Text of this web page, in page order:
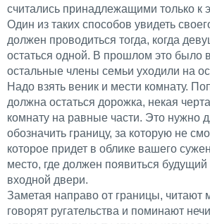
считались принадлежащими только к
Один из таких способов увидеть
должен проводиться тогда, когда
остаться одной. В прошлом это было
остальные члены семьи уходили на
Надо взять веник и мести комнату.
должна остаться дорожка, некая
комнату на равные части. Это нужно
обозначить границу, за которую не
которое придет в облике вашего
место, где должен появиться
входной двери.
Заметая направо от границы, читают
говорят ругательства и поминают